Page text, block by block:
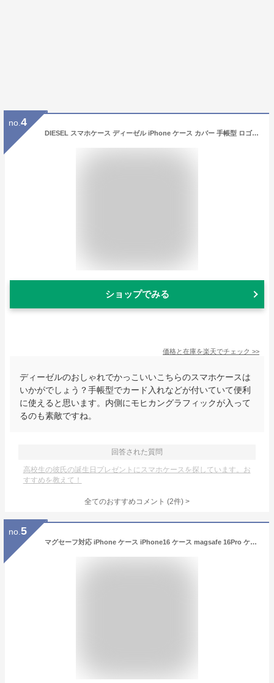
no. 4
DIESEL スマホケース ディーゼル iPhone ケース カバー 手帳型 ロゴ iPhone16 ケース iPhone15 ケース iPhone16pro ケース iPhone14 13 12 iPhone se ケース SE2 SE3 6 6S 7 8 Pro Max カード収納 ラバープリント 耐衝撃 ブランド メンズ レディース ※当店限定1年保証※
ショップでみる
価格と在庫を楽天でチェック >>
ディーゼルのおしゃれでかっこいいこちらのスマホケースは
いかがでしょう？手帳型でカード入れなどが付いていて便利
に使えると思います。内側にモヒカングラフィックが入って
るのも素敵ですね。
回答された質問
高校生の彼氏の誕生日プレゼントにスマホケースを探しています。お
すすめを教えて！
全てのおすすめコメント (2件) >
no. 5
マグセーフ対応 iPhone ケース iPhone16 ケース magsafe 16Pro ケース iPhone 16ProMax ケース 16Plus ケース iPhone 15 ケース カバー 耐衝撃 ProMax Plus 放熱 メッシュ かっこいい ハード PC シンプル 指紋防止 スリム iphoneケース 可愛い 韓国 かわいい